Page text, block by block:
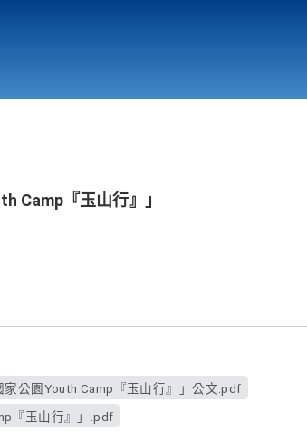
Camp『玉山行』」
家公園Youth Camp『玉山行』」公文.pdf
『玉山行』」.pdf